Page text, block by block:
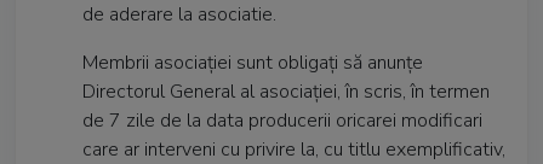
de aderare la asociatie.
Membrii asociaţiei sunt obligaţi să anunţe
Directorul General al asociaţiei, în scris, în termen
de 7 zile de la data producerii oricarei modificari
care ar interveni cu privire la, cu titlu exemplificativ,